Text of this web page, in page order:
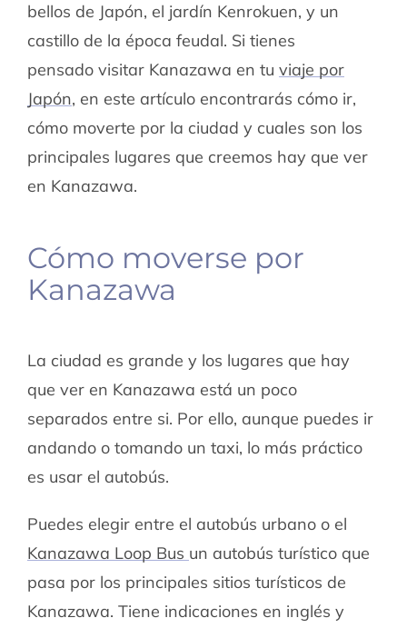
bellos de Japón, el jardín Kenrokuen, y un
castillo de la época feudal. Si tienes
pensado visitar Kanazawa en tu viaje por
Japón, en este artículo encontrarás cómo ir,
cómo moverte por la ciudad y cuales son los
principales lugares que creemos hay que ver
en Kanazawa.
Cómo moverse por
Kanazawa
La ciudad es grande y los lugares que hay
que ver en Kanazawa está un poco
separados entre si. Por ello, aunque puedes ir
andando o tomando un taxi, lo más práctico
es usar el autobús.
Puedes elegir entre el autobús urbano o el
Kanazawa Loop Bus un autobús turístico que
pasa por los principales sitios turísticos de
Kanazawa. Tiene indicaciones en inglés y